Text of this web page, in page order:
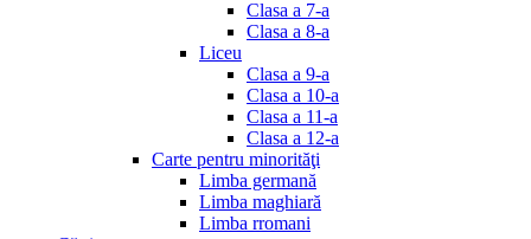
Clasa a 7-a
Clasa a 8-a
Liceu
Clasa a 9-a
Clasa a 10-a
Clasa a 11-a
Clasa a 12-a
Carte pentru minorităţi
Limba germană
Limba maghiară
Limba rromani